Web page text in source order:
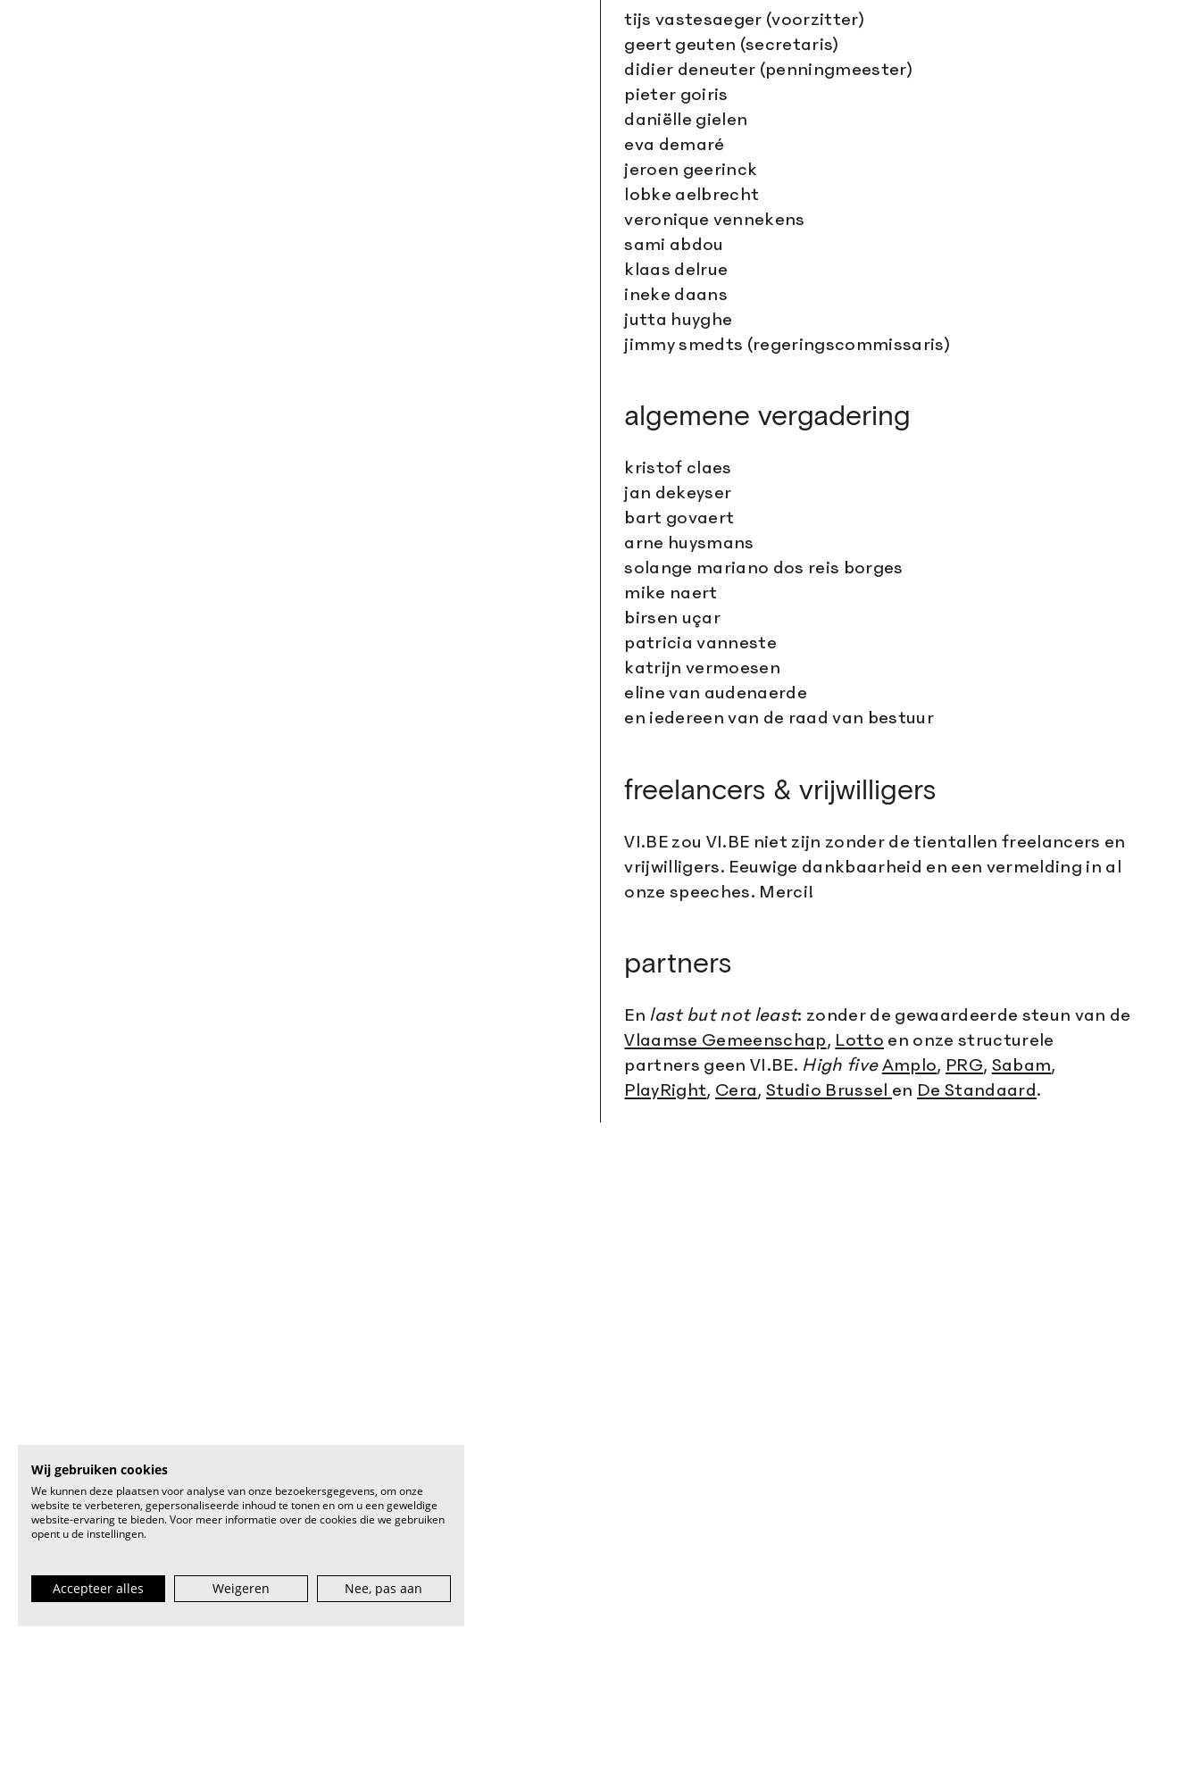
tijs vastesaeger (voorzitter)
geert geuten (secretaris)
didier deneuter (penningmeester)
pieter goiris
daniëlle gielen
eva demaré
jeroen geerinck
lobke aelbrecht
veronique vennekens
sami abdou
klaas delrue
ineke daans
jutta huyghe
jimmy smedts (regeringscommissaris)
algemene vergadering
kristof claes
jan dekeyser
bart govaert
arne huysmans
solange mariano dos reis borges
mike naert
birsen uçar
patricia vanneste
katrijn vermoesen
eline van audenaerde
en iedereen van de raad van bestuur
freelancers & vrijwilligers
VI.BE zou VI.BE niet zijn zonder de tientallen freelancers en
vrijwilligers. Eeuwige dankbaarheid en een vermelding in al
onze speeches. Merci!
partners
En last but not least: zonder de gewaardeerde steun van de
Vlaamse Gemeenschap, Lotto en onze structurele
partners geen VI.BE. High fiveAmplo, PRG, Sabam,
PlayRight, Cera,Studio Brussel en De Standaard.
Wij gebruiken cookies
We kunnen deze plaatsen voor analyse van onze bezoekersgegevens, om onze
website te verbeteren, gepersonaliseerde inhoud te tonen en om u een geweldige
website-ervaring te bieden. Voor meer informatie over de cookies die we gebruiken
opent u de instellingen.
Accepteer alles Weigeren Nee, pas aan